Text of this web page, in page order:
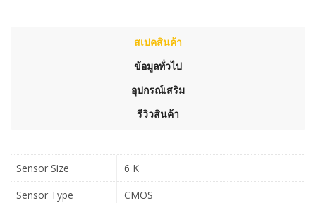
สเปคสินค้า
ข้อมูลทั่วไป
อุปกรณ์เสริม
รีวิวสินค้า
Sensor Size
6 K
Sensor Type
CMOS